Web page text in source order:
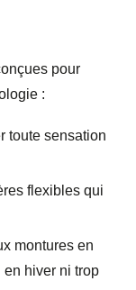
pour
:
toute sensation
flexibles qui
montures en
en hiver ni trop